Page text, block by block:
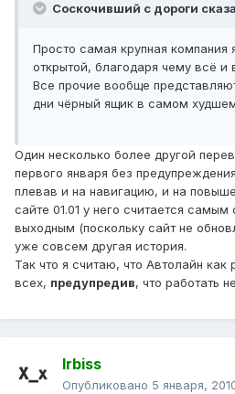
Соскочивший с дороги
Просто самая крупная компания
открытой, благодаря чему всё и
Все прочие вообще
дни чёрный ящик в самом
Один несколько более другой
первого января без
плевав и на навигацию, и на
сайте 01.01 у него считается
выходным (поскольку сайт не
уже совсем другая история.
Так что я считаю, что Автолайн как
всех, предупредив, что работать
Irbiss
Опубликовано 5 января,